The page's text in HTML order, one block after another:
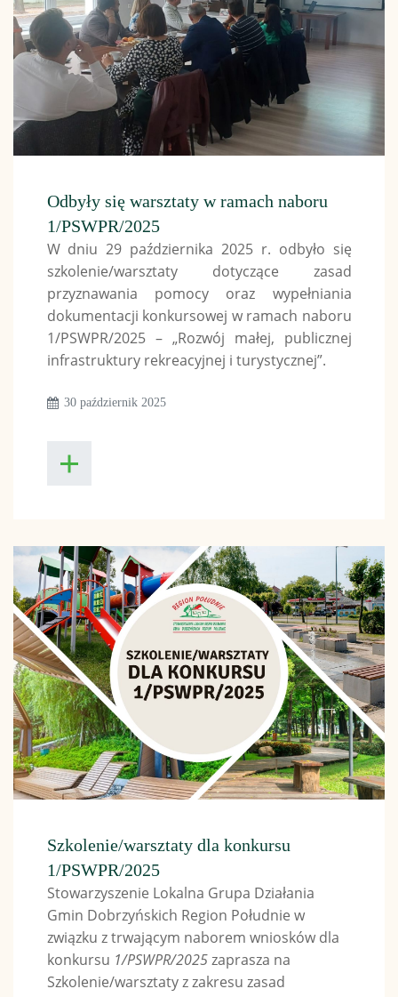
Odbyły się warsztaty w ramach naboru
1/PSWPR/2025
W dniu 29 października 2025 r. odbyło się
szkolenie/warsztaty dotyczące zasad
przyznawania pomocy oraz wypełniania
dokumentacji konkursowej w ramach naboru
1/PSWPR/2025 – „Rozwój małej, publicznej
infrastruktury rekreacyjnej i turystycznej”.
30 październik 2025
Szkolenie/warsztaty dla konkursu
1/PSWPR/2025
Stowarzyszenie Lokalna Grupa Działania
Gmin Dobrzyńskich Region Południe w
związku z trwającym naborem wniosków dla
konkursu 1/PSWPR/2025zaprasza na
Szkolenie/warsztaty z zakresu zasad